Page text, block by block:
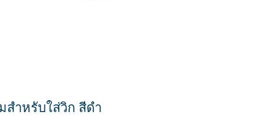
สำหรับใส่วิก สีดำ